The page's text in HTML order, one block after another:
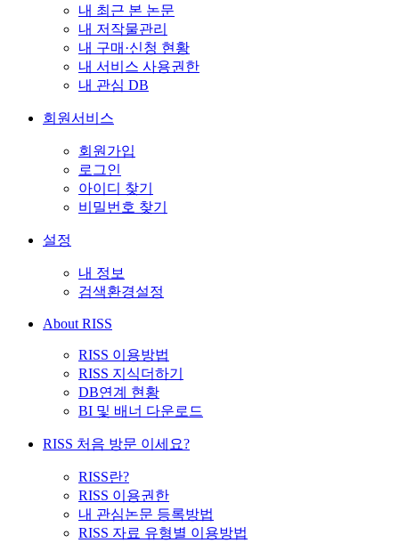
내 최근 본 논문
내 저작물관리
내 구매·신청 현황
내 서비스 사용권한
내 관심 DB
회원서비스
회원가입
로그인
아이디 찾기
비밀번호 찾기
설정
내 정보
검색환경설정
About RISS
RISS 이용방법
RISS 지식더하기
DB연계 현황
BI 및 배너 다운로드
RISS 처음 방문 이세요?
RISS란?
RISS 이용권한
내 관심논문 등록방법
RISS 자료 유형별 이용방법